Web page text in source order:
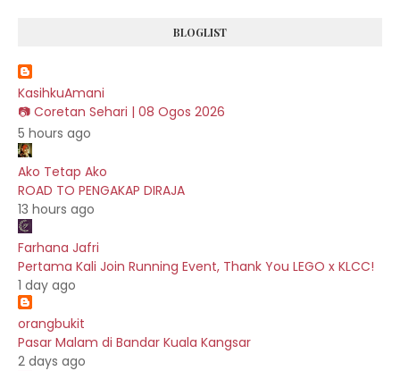
BLOGLIST
KasihkuAmani
📷 Coretan Sehari | 08 Ogos 2026
5 hours ago
Ako Tetap Ako
ROAD TO PENGAKAP DIRAJA
13 hours ago
Farhana Jafri
Pertama Kali Join Running Event, Thank You LEGO x KLCC!
1 day ago
orangbukit
Pasar Malam di Bandar Kuala Kangsar
2 days ago